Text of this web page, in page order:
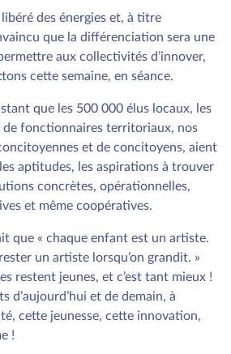
des énergies et, à titre
que la différenciation sera une
aux collectivités d’innover,
cette semaine, en séance.
que les 500 000 élus locaux, les
de fonctionnaires territoriaux, nos
et de concitoyens, aient
aptitudes, les aspirations à trouver
concrètes, opérationnelles,
et même coopératives.
que « chaque enfant est un artiste.
un artiste lorsqu’on grandit. »
restent jeunes, et c’est tant mieux !
d’aujourd’hui et de demain, à
cette jeunesse, cette innovation,
!